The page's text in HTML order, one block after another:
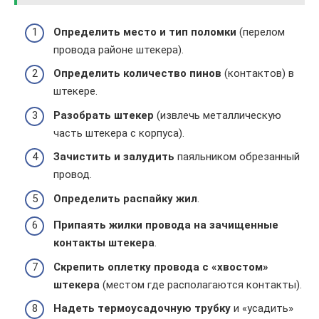
Определить место и тип поломки (перелом
провода районе штекера).
Определить количество пинов (контактов) в
штекере.
Разобрать штекер (извлечь металлическую
часть штекера с корпуса).
Зачистить и залудить паяльником обрезанный
провод.
Определить распайку жил.
Припаять жилки провода на зачищенные
контакты штекера.
Скрепить оплетку провода с «хвостом»
штекера (местом где располагаются контакты).
Надеть термоусадочную трубку и «усадить»